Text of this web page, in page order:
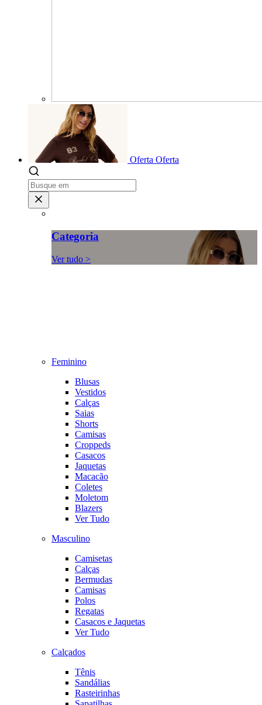
Oferta Oferta
Categoria
Ver tudo >
Feminino
Blusas
Vestidos
Calças
Saias
Shorts
Camisas
Croppeds
Casacos
Jaquetas
Macacão
Coletes
Moletom
Blazers
Ver Tudo
Masculino
Camisetas
Calças
Bermudas
Camisas
Polos
Regatas
Casacos e Jaquetas
Ver Tudo
Calçados
Tênis
Sandálias
Rasteirinhas